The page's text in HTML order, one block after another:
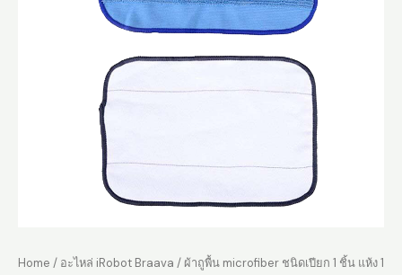
Home / อะไหล่ iRobot Braava / ผ้าถูพื้น microfiber ชนิดเปียก 1 ชิ้น แห้ง 1